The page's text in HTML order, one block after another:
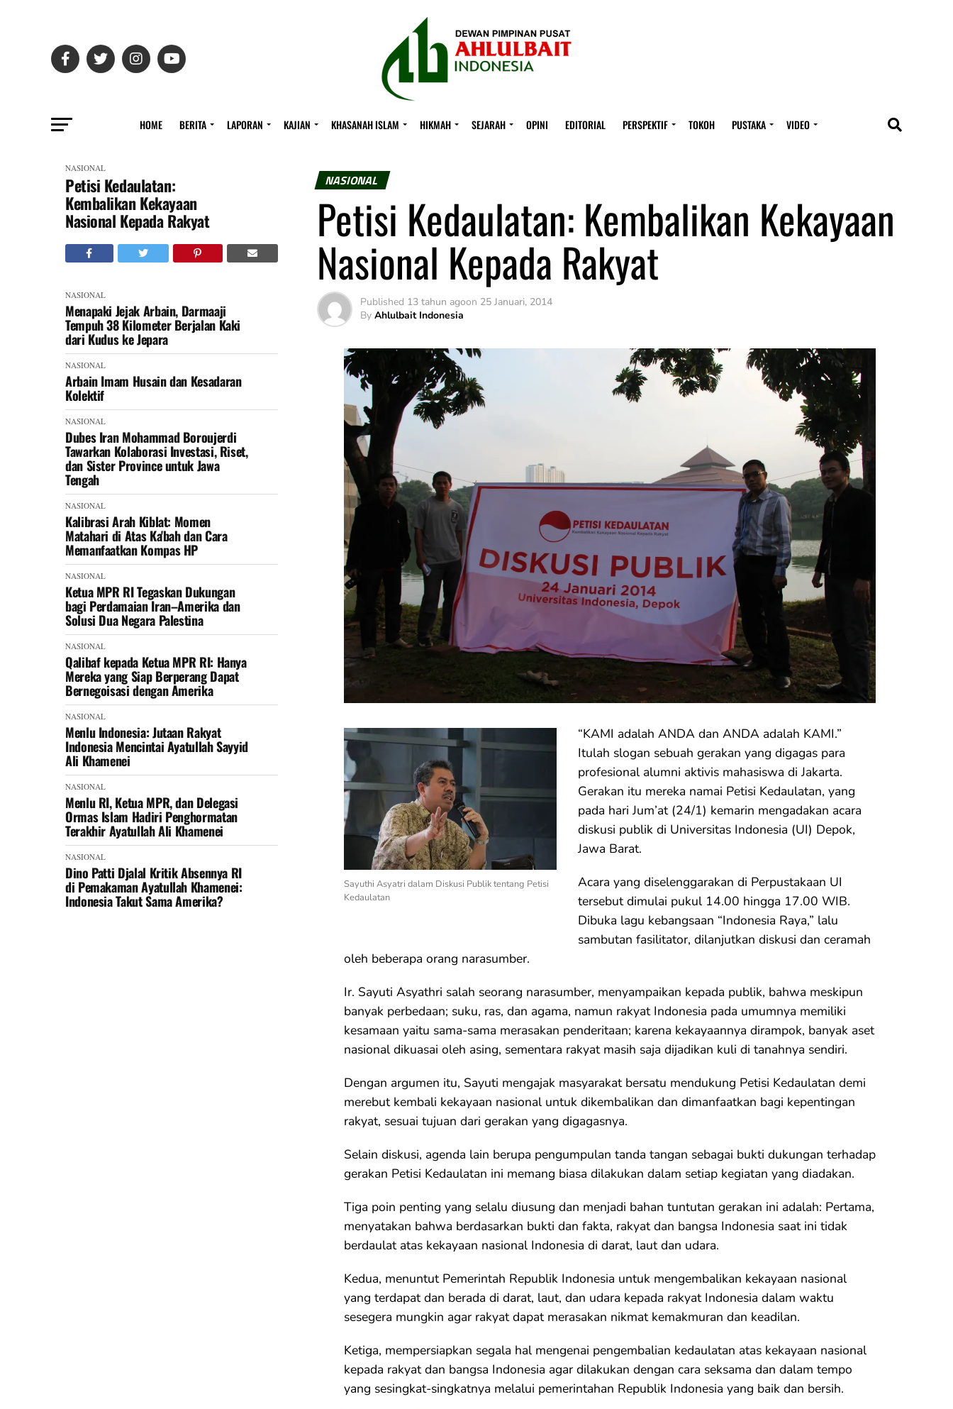
HOME BERITA LAPORAN KAJIAN KHASANAH ISLAM HIKMAH SEJARAH OPINI EDITORIAL PERSPEKTIF TOKOH PUSTAKA VIDEO
NASIONAL
Petisi Kedaulatan:
Kembalikan Kekayaan
Nasional Kepada Rakyat
NASIONAL
Menapaki Jejak Arbain, Darmaaji
Tempuh 38 Kilometer Berjalan Kaki
dari Kudus ke Jepara
NASIONAL
Arbain Imam Husain dan Kesadaran
Kolektif
NASIONAL
Dubes Iran Mohammad Boroujerdi
Tawarkan Kolaborasi Investasi, Riset,
dan Sister Province untuk Jawa
Tengah
NASIONAL
Kalibrasi Arah Kiblat: Momen
Matahari di Atas Ka'bah dan Cara
Memanfaatkan Kompas HP
NASIONAL
Ketua MPR RI Tegaskan Dukungan
bagi Perdamaian Iran–Amerika dan
Solusi Dua Negara Palestina
NASIONAL
Qalibaf kepada Ketua MPR RI: Hanya
Mereka yang Siap Berperang Dapat
Bernegoisasi dengan Amerika
NASIONAL
Menlu Indonesia: Jutaan Rakyat
Indonesia Mencintai Ayatullah Sayyid
Ali Khamenei
NASIONAL
Menlu RI, Ketua MPR, dan Delegasi
Ormas Islam Hadiri Penghormatan
Terakhir Ayatullah Ali Khamenei
NASIONAL
Dino Patti Djalal Kritik Absennya RI
di Pemakaman Ayatullah Khamenei:
Indonesia Takut Sama Amerika?
NASIONAL
Petisi Kedaulatan: Kembalikan Kekayaan
Nasional Kepada Rakyat
Published 13 tahun agoon 25 Januari, 2014
By Ahlulbait Indonesia
Sayuthi Asyatri dalam Diskusi Publik tentang Petisi
Kedaulatan
“KAMI adalah ANDA dan ANDA adalah KAMI.”
Itulah slogan sebuah gerakan yang digagas para
profesional alumni aktivis mahasiswa di Jakarta.
Gerakan itu mereka namai Petisi Kedaulatan, yang
pada hari Jum’at (24/1) kemarin mengadakan acara
diskusi publik di Universitas Indonesia (UI) Depok,
Jawa Barat.
Acara yang diselenggarakan di Perpustakaan UI
tersebut dimulai pukul 14.00 hingga 17.00 WIB.
Dibuka lagu kebangsaan “Indonesia Raya,” lalu
sambutan fasilitator, dilanjutkan diskusi dan ceramah
oleh beberapa orang narasumber.
Ir. Sayuti Asyathri salah seorang narasumber, menyampaikan kepada publik, bahwa meskipun
banyak perbedaan; suku, ras, dan agama, namun rakyat Indonesia pada umumnya memiliki
kesamaan yaitu sama-sama merasakan penderitaan; karena kekayaannya dirampok, banyak aset
nasional dikuasai oleh asing, sementara rakyat masih saja dijadikan kuli di tanahnya sendiri.
Dengan argumen itu, Sayuti mengajak masyarakat bersatu mendukung Petisi Kedaulatan demi
merebut kembali kekayaan nasional untuk dikembalikan dan dimanfaatkan bagi kepentingan
rakyat, sesuai tujuan dari gerakan yang digagasnya.
Selain diskusi, agenda lain berupa pengumpulan tanda tangan sebagai bukti dukungan terhadap
gerakan Petisi Kedaulatan ini memang biasa dilakukan dalam setiap kegiatan yang diadakan.
Tiga poin penting yang selalu diusung dan menjadi bahan tuntutan gerakan ini adalah: Pertama,
menyatakan bahwa berdasarkan bukti dan fakta, rakyat dan bangsa Indonesia saat ini tidak
berdaulat atas kekayaan nasional Indonesia di darat, laut dan udara.
Kedua, menuntut Pemerintah Republik Indonesia untuk mengembalikan kekayaan nasional
yang terdapat dan berada di darat, laut, dan udara kepada rakyat Indonesia dalam waktu
sesegera mungkin agar rakyat dapat merasakan nikmat kemakmuran dan keadilan.
Ketiga, mempersiapkan segala hal mengenai pengembalian kedaulatan atas kekayaan nasional
kepada rakyat dan bangsa Indonesia agar dilakukan dengan cara seksama dan dalam tempo
yang sesingkat-singkatnya melalui pemerintahan Republik Indonesia yang baik dan bersih.